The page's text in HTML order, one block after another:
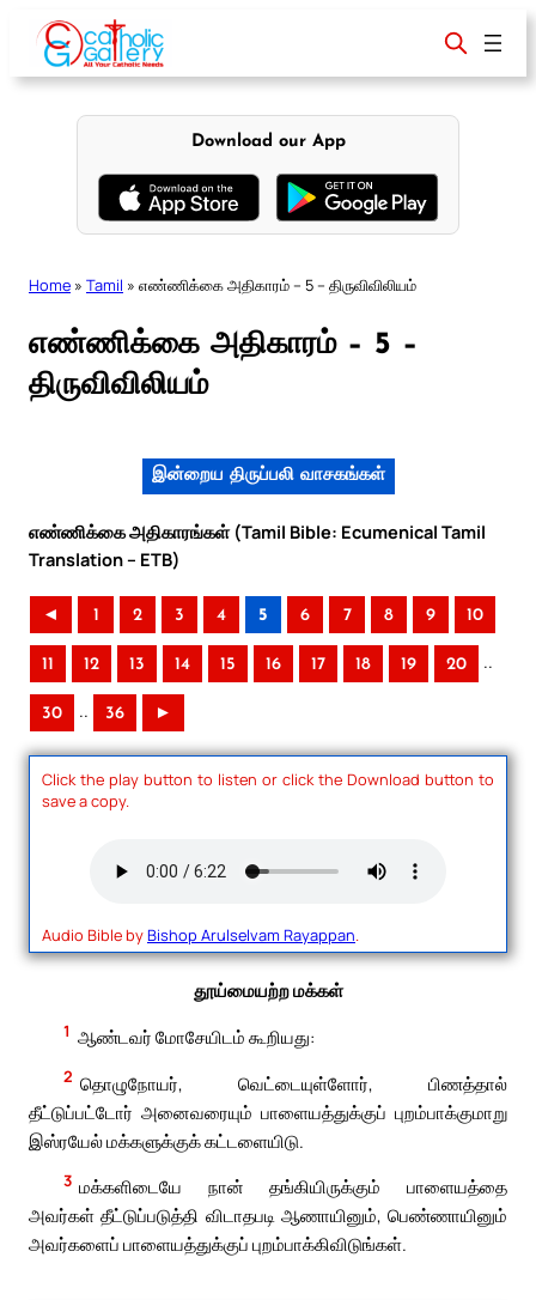
content
Download our App
Home » Tamil » எண்ணிக்கை அதிகாரம் – 5 – திருவிவிலியம்
எண்ணிக்கை அதிகாரம் – 5 –
திருவிவிலியம்
இன்றைய திருப்பலி வாசகங்கள்
எண்ணிக்கை அதிகாரங்கள் (Tamil Bible: Ecumenical Tamil
Translation – ETB)
◄ 1 2 3 4 5 6 7 8 9 10
11 12 13 14 15 16 17 18 19 20 ..
30 .. 36 ►
Click the play button to listen or click the Download button to
save a copy.
Audio Bible byBishop Arulselvam Rayappan.
தூய்மையற்ற மக்கள்
1 ஆண்டவர் மோசேயிடம் கூறியது:
2 தொழுநோயர், வெட்டையுள்ளோர், பிணத்தால்
தீட்டுப்பட்டோர் அனைவரையும் பாளையத்துக்குப் புறம்பாக்குமாறு
இஸ்ரயேல் மக்களுக்குக் கட்டளையிடு.
3 மக்களிடையே நான் தங்கியிருக்கும் பாளையத்தை
அவர்கள் தீட்டுப்படுத்தி விடாதபடி ஆணாயினும், பெண்ணாயினும்
அவர்களைப் பாளையத்துக்குப் புறம்பாக்கிவிடுங்கள்.